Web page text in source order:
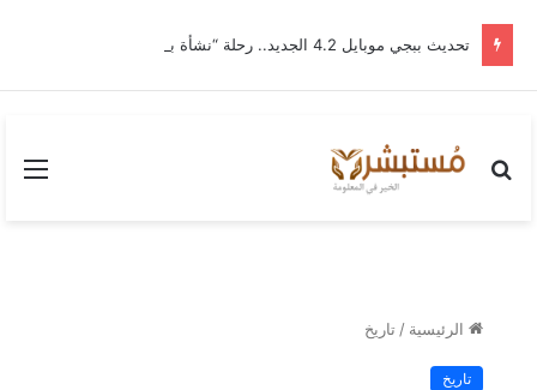
بحث
الرئيسية / تاريخ
تاريخ